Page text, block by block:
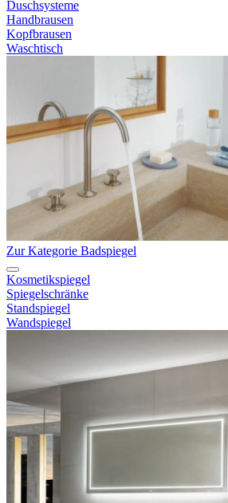
Duschsysteme
Handbrausen
Kopfbrausen
Waschtisch
Zur Kategorie Badspiegel
Kosmetikspiegel
Spiegelschränke
Standspiegel
Wandspiegel